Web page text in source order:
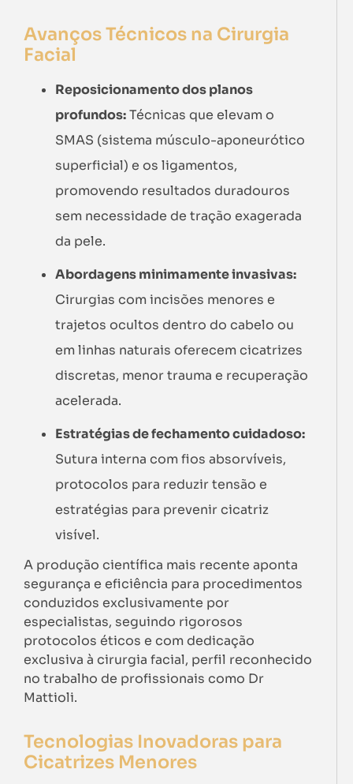
Avanços Técnicos na Cirurgia
Facial
Reposicionamento dos planos
profundos:Técnicas que elevam o
SMAS (sistema músculo-aponeurótico
superficial) e os ligamentos,
promovendo resultados duradouros
sem necessidade de tração exagerada
da pele.
Abordagens minimamente invasivas:
Cirurgias com incisões menores e
trajetos ocultos dentro do cabelo ou
em linhas naturais oferecem cicatrizes
discretas, menor trauma e recuperação
acelerada.
Estratégias de fechamento cuidadoso:
Sutura interna com fios absorvíveis,
protocolos para reduzir tensão e
estratégias para prevenir cicatriz
visível.
A produção científica mais recente aponta
segurança e eficiência para procedimentos
conduzidos exclusivamente por
especialistas, seguindo rigorosos
protocolos éticos e com dedicação
exclusiva à cirurgia facial, perfil reconhecido
no trabalho de profissionais como Dr
Mattioli.
Tecnologias Inovadoras para
Cicatrizes Menores